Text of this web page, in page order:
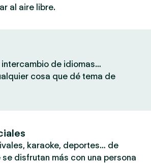
al aire libre.
intercambio de idiomas…
cosa que dé tema de
karaoke, deportes… de
disfrutan más con una persona